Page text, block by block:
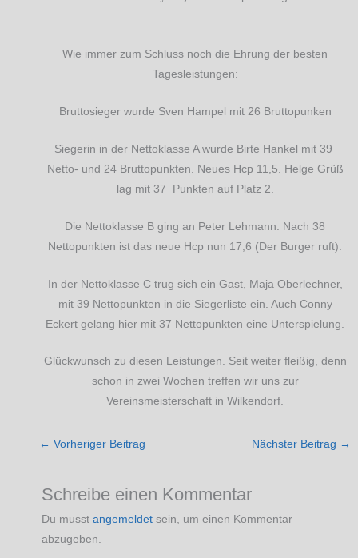
Wie immer zum Schluss noch die Ehrung der besten
Tagesleistungen:
Bruttosieger wurde Sven Hampel mit 26 Bruttopunken
Siegerin in der Nettoklasse A wurde Birte Hankel mit 39
Netto- und 24 Bruttopunkten. Neues Hcp 11,5. Helge Grüß
lag mit 37 Punkten auf Platz 2.
Die Nettoklasse B ging an Peter Lehmann. Nach 38
Nettopunkten ist das neue Hcp nun 17,6 (Der Burger ruft).
In der Nettoklasse C trug sich ein Gast, Maja Oberlechner,
mit 39 Nettopunkten in die Siegerliste ein. Auch Conny
Eckert gelang hier mit 37 Nettopunkten eine Unterspielung.
Glückwunsch zu diesen Leistungen. Seit weiter fleißig, denn
schon in zwei Wochen treffen wir uns zur
Vereinsmeisterschaft in Wilkendorf.
← Vorheriger Beitrag Nächster Beitrag →
Schreibe einen Kommentar
Du musstangemeldet sein, um einen Kommentar
abzugeben.